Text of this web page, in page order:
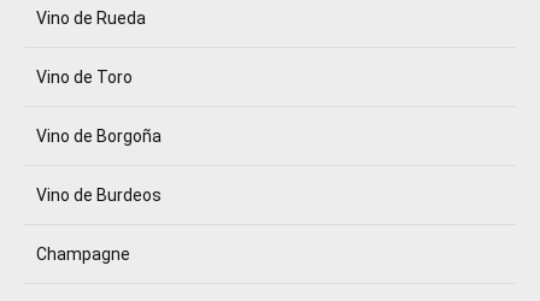
Vino de Rueda
Vino de Toro
Vino de Borgoña
Vino de Burdeos
Champagne